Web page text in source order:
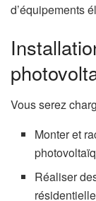
d’équipements
Vous serez
Monter et
Réaliser